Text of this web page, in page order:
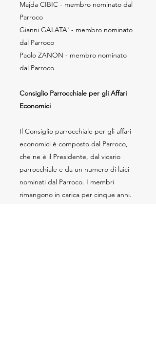
Majda CIBIC - membro nominato dal
Parroco
Gianni GALATA' - membro nominato
dal Parroco
Paolo ZANON - membro nominato
dal Parroco
Consiglio Parrocchiale per gli Affari
Economici
Il Consiglio parrocchiale per gli affari
economici è composto dal Parroco,
che ne è il Presidente, dal vicario
parrocchiale e da un numero di laici
nominati dal Parroco. I membri
rimangono in carica per cinque anni.